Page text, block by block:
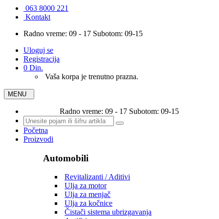
063 8000 221
Kontakt
Radno vreme: 09 - 17 Subotom: 09-15
Uloguj se
Registracija
0 Din.
Vaša korpa je trenutno prazna.
MENU
Radno vreme: 09 - 17 Subotom: 09-15
Početna
Proizvodi
Automobili
Revitalizanti / Aditivi
Ulja za motor
Ulja za menjač
Ulja za kočnice
Čistači sistema ubrizgavanja